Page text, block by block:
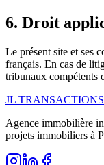
6. Droit
Le présent site et ses
français. En cas de
tribunaux compétents
JL TRANSACTIONS
Agence immobilière
projets immobiliers à